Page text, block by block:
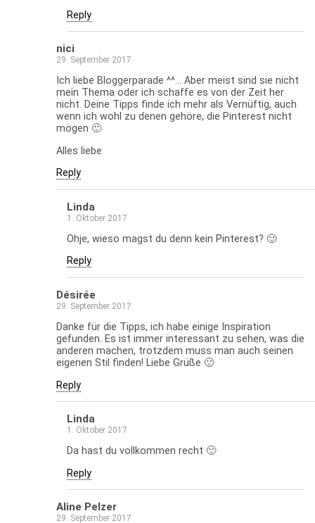
Reply
nici
29. September 2017
Ich liebe Bloggerparade ^^… Aber meist sind sie nicht
mein Thema oder ich schaffe es von der Zeit her
nicht. Deine Tipps finde ich mehr als Vernüftig, auch
wenn ich wohl zu denen gehöre, die Pinterest nicht
mögen 🙂
Alles liebe
Reply
Linda
1. Oktober 2017
Ohje, wieso magst du denn kein Pinterest? 🙂
Reply
Désirée
29. September 2017
Danke für die Tipps, ich habe einige Inspiration
gefunden. Es ist immer interessant zu sehen, was die
anderen machen, trotzdem muss man auch seinen
eigenen Stil finden! Liebe Grüße 🙂
Reply
Linda
1. Oktober 2017
Da hast du vollkommen recht 🙂
Reply
Aline Pelzer
29. September 2017